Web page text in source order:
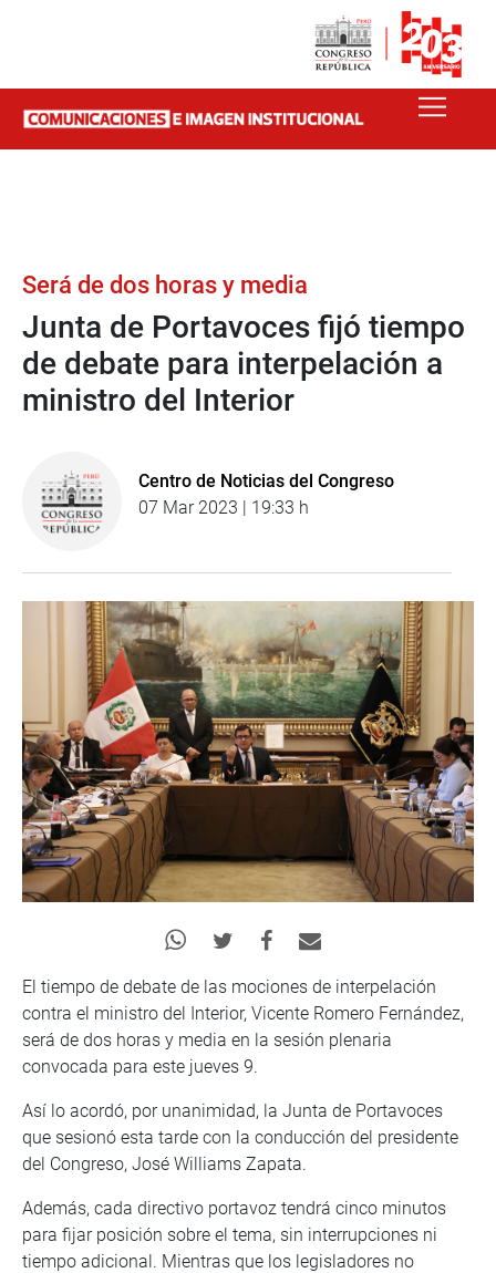
Será de dos horas y media
Junta de Portavoces fijó tiempo
de debate para interpelación a
ministro del Interior
Centro de Noticias del Congreso
07 Mar 2023 | 19:33 h
El tiempo de debate de las mociones de interpelación
contra el ministro del Interior, Vicente Romero Fernández,
será de dos horas y media en la sesión plenaria
convocada para este jueves 9.
Así lo acordó, por unanimidad, la Junta de Portavoces
que sesionó esta tarde con la conducción del presidente
del Congreso, José Williams Zapata.
Además, cada directivo portavoz tendrá cinco minutos
para fijar posición sobre el tema, sin interrupciones ni
tiempo adicional. Mientras que los legisladores no